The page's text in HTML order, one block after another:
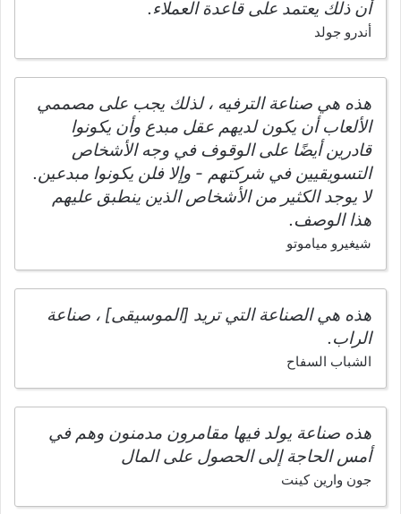
أن ذلك يعتمد على قاعدة العملاء.
أندرو جولد
هذه هي صناعة الترفيه ، لذلك يجب على مصممي
الألعاب أن يكون لديهم عقل مبدع وأن يكونوا
قادرين أيضًا على الوقوف في وجه الأشخاص
التسويقيين في شركتهم - وإلا فلن يكونوا مبدعين.
لا يوجد الكثير من الأشخاص الذين ينطبق عليهم
هذا الوصف.
شيغيرو مياموتو
هذه هي الصناعة التي تريد [الموسيقى] ، صناعة
الراب.
الشباب السفاح
هذه صناعة يولد فيها مقامرون مدمنون وهم في
أمس الحاجة إلى الحصول على المال
جون وارين كينت